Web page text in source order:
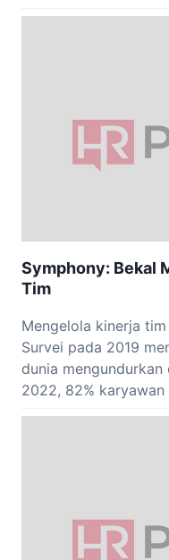
Symphony: Bekal
Tim
Mengelola kinerja
Survei pada 2019
dunia
2022, 82%